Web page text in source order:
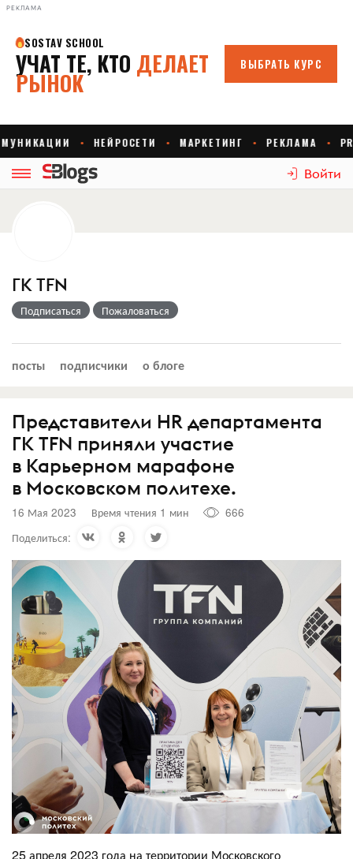
РЕКЛАМА
Войти
ГК TFN
Подписаться Пожаловаться
посты подписчики о блоге
Представители HR департамента
ГК TFN приняли участие
в Карьерном марафоне
в Московском политехе.
16 Мая 2023 Время чтения 1 мин
666
Поделиться:
25 апреля 2023 года на территории Московского